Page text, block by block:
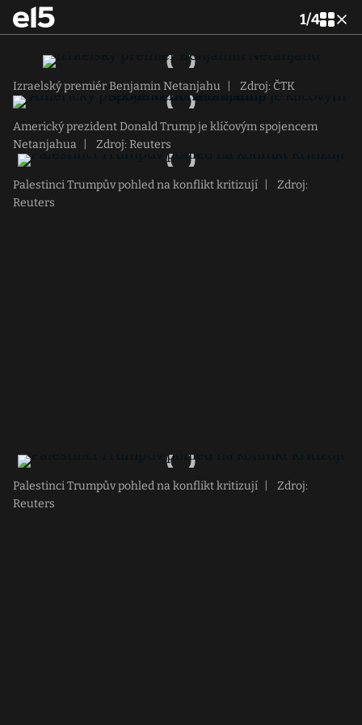
1/4
Izraelský premiér Benjamin Netanjahu Zdroj: ČTK
Americký prezident Donald Trump je klíčovým spojencem
Netanjahua
Zdroj: Reuters
Palestinci Trumpův pohled na konflikt kritizují
Zdroj:
Reuters
Palestinci Trumpův pohled na konflikt kritizují
Zdroj:
Reuters